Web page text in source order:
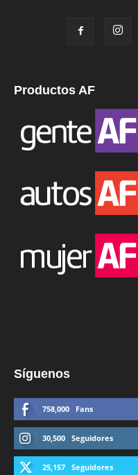
Productos AF
Síguenos
758,000 Fans
30,500 Seguidores
25,157 Seguidores